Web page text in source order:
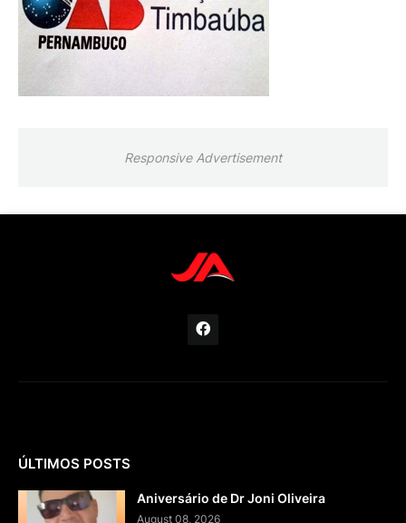
Responsive Advertisement
ÚLTIMOS POSTS
Aniversário de Dr Joni Oliveira
August 08, 2026